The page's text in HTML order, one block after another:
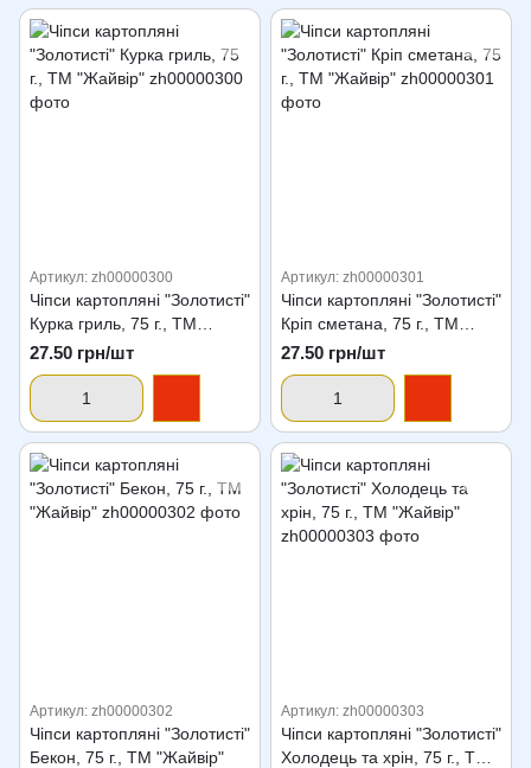
Артикул: zh00000300
Чіпси картопляні "Золотисті"
Курка гриль, 75 г., ТМ
"Жайвір"
27.50 грн/шт
Артикул: zh00000301
Чіпси картопляні "Золотисті"
Кріп сметана, 75 г., ТМ
"Жайвір"
27.50 грн/шт
Артикул: zh00000302
Чіпси картопляні "Золотисті"
Бекон, 75 г., ТМ "Жайвір"
Артикул: zh00000303
Чіпси картопляні "Золотисті"
Холодець та хрін, 75 г., ТМ